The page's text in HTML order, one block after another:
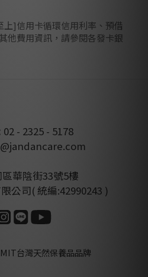
上]信用卡循環信用利率、預借
他費用資訊，請參閱各發卡銀
02 - 2325 - 5178
華陰街33號5樓
公司( 統編:42990243 )
台灣天然保養品品牌